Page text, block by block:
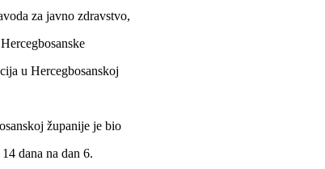
za javno zdravstvo,
u Hercegbosanskoj
županije je bio
dana na dan 6.